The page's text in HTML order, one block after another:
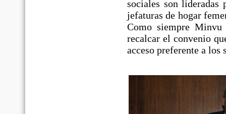
sociales son lideradas
jefaturas de hogar
Como siempre
recalcar el convenio
acceso preferente a los